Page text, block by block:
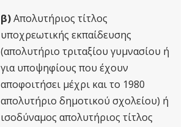
β)Απολυτήριος τίτλος
υποχρεωτικής εκπαίδευσης
(απολυτήριο τριταξίου γυμνασίου ή
για υποψηφίους που έχουν
αποφοιτήσει μέχρι και το 1980
απολυτήριο δημοτικού σχολείου) ή
ισοδύναμος απολυτήριος τίτλος